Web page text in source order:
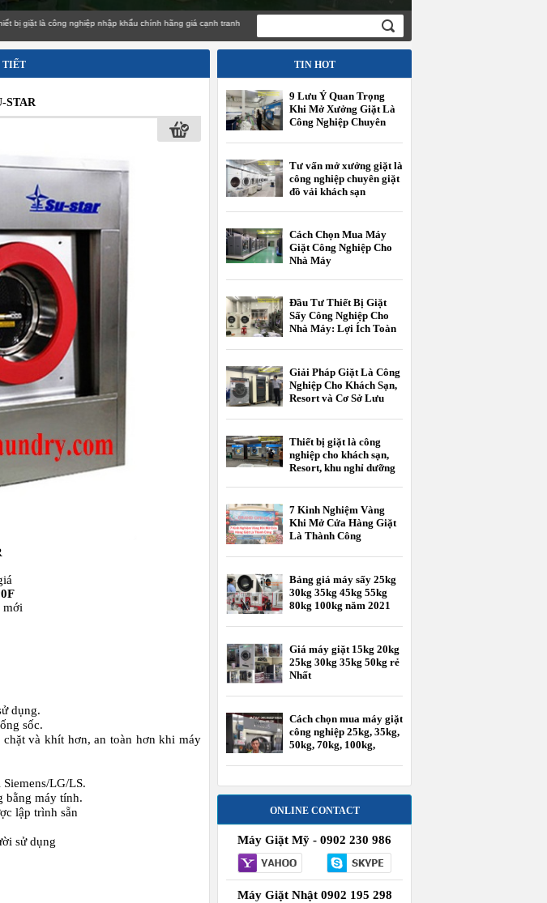
phối thiết bị giặt là công nghiệp nhập khẩu chính hãng giá cạnh tranh
TIẾT
STAR
mới
dụng.
sốc.
và khít hơn, an toàn hơn khi máy
LG/LS.
bằng máy tính.
lập trình sẵn
sử dụng
TIN HOT
9 Lưu Ý Quan Trọng
Khi Mở Xưởng Giặt Là
Công Nghiệp Chuyên
Tư vấn mở xưởng giặt là
công nghiệp chuyên giặt
đồ vải khách sạn
Cách Chọn Mua Máy
Giặt Công Nghiệp Cho
Nhà Máy
Đầu Tư Thiết Bị Giặt
Sấy Công Nghiệp Cho
Nhà Máy: Lợi Ích Toàn
Giải Pháp Giặt Là Công
Nghiệp Cho Khách Sạn,
Resort và Cơ Sở Lưu
Thiết bị giặt là công
nghiệp cho khách sạn,
Resort, khu nghỉ dưỡng
7 Kinh Nghiệm Vàng
Khi Mở Cửa Hàng Giặt
Là Thành Công
Bảng giá máy sấy 25kg
30kg 35kg 45kg 55kg
80kg 100kg năm 2021
Giá máy giặt 15kg 20kg
25kg 30kg 35kg 50kg rẻ
Nhất
Cách chọn mua máy giặt
công nghiệp 25kg, 35kg,
50kg, 70kg, 100kg,
ONLINE CONTACT
Máy Giặt Mỹ - 0902 230 986
Máy Giặt Nhật 0902 195 298